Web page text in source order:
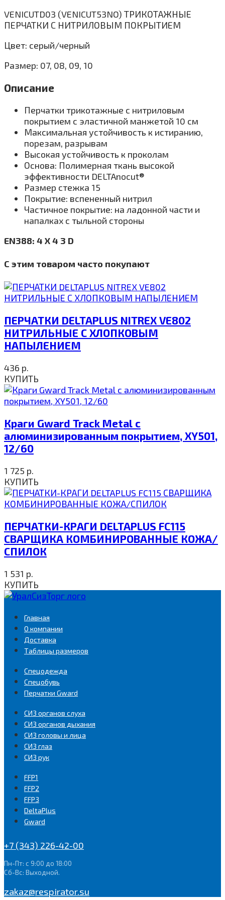
VENICUTD03 (VENICUT53NO) ТРИКОТАЖНЫЕ
ПЕРЧАТКИ С НИТРИЛОВЫМ ПОКРЫТИЕМ
Цвет: серый/черный
Размер: 07, 08, 09, 10
Описание
Перчатки трикотажные с нитриловым
покрытием с эластичной манжетой 10 см
Максимальная устойчивость к истиранию,
порезам, разрывам
Высокая устойчивость к проколам
Основа: Полимерная ткань высокой
эффективности DELTAnocut®
Размер стежка 15
Покрытие: вспененный нитрил
Частичное покрытие: на ладонной части и
напалках с тыльной стороны
EN388: 4 X 4 3 D
С этим товаром часто покупают
ПЕРЧАТКИ DELTAPLUS NITREX VE802
НИТРИЛЬНЫЕ С ХЛОПКОВЫМ
НАПЫЛЕНИЕМ
436 р.
КУПИТЬ
Краги Gward Track Metal с
алюминизированным покрытием, XY501,
12/60
1 725 р.
КУПИТЬ
ПЕРЧАТКИ-КРАГИ DELTAPLUS FC115
СВАРЩИКА КОМБИНИРОВАННЫЕ КОЖА/
СПИЛОК
1 531 р.
КУПИТЬ
Главная
О компании
Доставка
Таблицы размеров
Спецодежда
Спецобувь
Перчатки Gward
СИЗ органов слуха
СИЗ органов дыхания
СИЗ головы и лица
СИЗ глаз
СИЗ рук
FFP1
FFP2
FFP3
DeltaPlus
Gward
+7 (343) 226-42-00
Пн-Пт: с 9:00 до 18:00
Сб-Вс: Выходной.
zakaz@respirator.su